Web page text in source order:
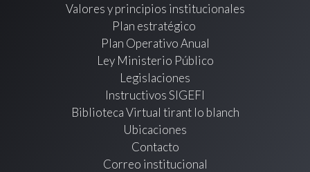
Valores y principios institucionales
Plan estratégico
Plan Operativo Anual
Ley Ministerio Público
Legislaciones
Instructivos SIGEFI
Biblioteca Virtual tirant lo blanch
Ubicaciones
Contacto
Correo institucional